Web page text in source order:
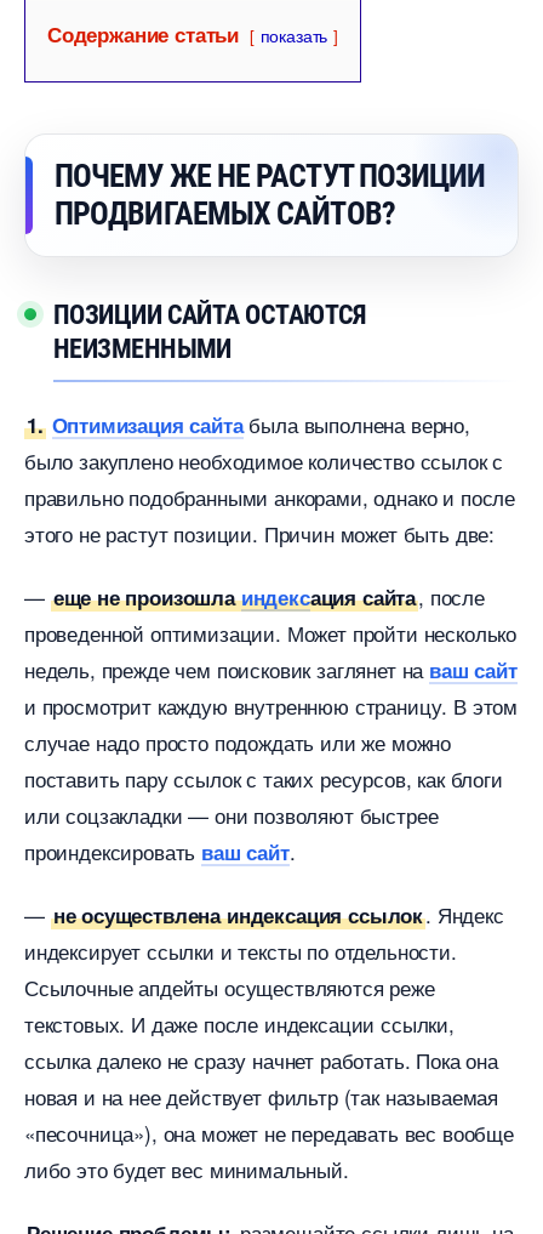
Содержание статьи показать
ПОЧЕМУ ЖЕ НЕ РАСТУТ ПОЗИЦИИ
ПРОДВИГАЕМЫХ САЙТОВ?
ПОЗИЦИИ САЙТА ОСТАЮТСЯ
НЕИЗМЕННЫМИ
1. Оптимизация сайтаыла выполнена верно,
ыло закуплено необходимое количество ссылок с
правильно подобранными анкорами, однако и после
этого не растут позиции. Причин может быть две:
— еще не произошлаиндексация сайта, после
проведенной оптимизации. Может пройти несколько
недель, прежде чем поисковик заглянет на аш сайт
и просмотрит каждую внутреннюю страницу. В этом
случае надо просто подождать или же можно
поставить пару ссылок с таких ресурсов, как блоги
или соцзакладки — они позволяют быстрее
проиндексировать аш сайт.
— не осуществлена индексация ссылок. Яндекс
индексирует ссылки и тексты по отдельности.
Ссылочные апдейты осуществляются реже
текстовых. И даже после индексации ссылки,
ссылка далеко не сразу начнет работать. Пока она
новая и на нее действует фильтр (так называемая
«песочница»), она может не передавать вес вообще
либо это будет вес минимальный.